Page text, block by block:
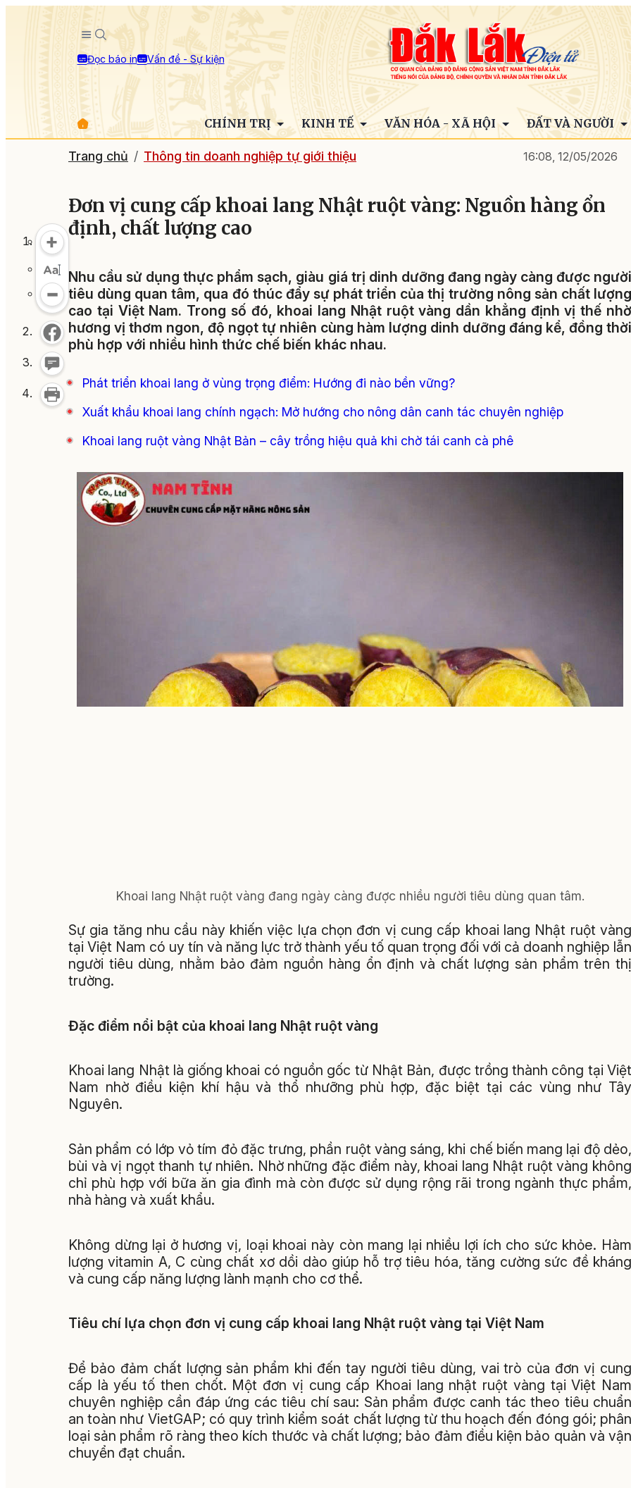
Đọc báo in Vấn đề - Sự kiện
CHÍNH TRỊ KINH TẾ VĂN HÓA - XÃ HỘI ĐẤT VÀ NGƯỜI
Trang chủ Thông tin doanh nghiệp tự giới thiệu 16:08, 12/05/2026
Đơn vị cung cấp khoai lang Nhật ruột vàng: Nguồn hàng ổn
định, chất lượng cao
Nhu cầu sử dụng thực phẩm sạch, giàu giá trị dinh dưỡng đang ngày càng được người
tiêu dùng quan tâm, qua đó thúc đẩy sự phát triển của thị trường nông sản chất lượng
cao tại Việt Nam. Trong số đó, khoai lang Nhật ruột vàng dần khẳng định vị thế nhờ
hương vị thơm ngon, độ ngọt tự nhiên cùng hàm lượng dinh dưỡng đáng kể, đồng thời
phù hợp với nhiều hình thức chế biến khác nhau.
Phát triển khoai lang ở vùng trọng điểm: Hướng đi nào bền vững?
Xuất khẩu khoai lang chính ngạch: Mở hướng cho nông dân canh tác chuyên nghiệp
Khoai lang ruột vàng Nhật Bản – cây trồng hiệu quả khi chờ tái canh cà phê
Khoai lang Nhật ruột vàng đang ngày càng được nhiều người tiêu dùng quan tâm.
Sự gia tăng nhu cầu này khiến việc lựa chọn đơn vị cung cấp khoai lang Nhật ruột vàng
tại Việt Nam có uy tín và năng lực trở thành yếu tố quan trọng đối với cả doanh nghiệp lẫn
người tiêu dùng, nhằm bảo đảm nguồn hàng ổn định và chất lượng sản phẩm trên thị
trường.
Đặc điểm nổi bật của khoai lang Nhật ruột vàng
Khoai lang Nhật là giống khoai có nguồn gốc từ Nhật Bản, được trồng thành công tại Việt
Nam nhờ điều kiện khí hậu và thổ nhưỡng phù hợp, đặc biệt tại các vùng như Tây
Nguyên.
Sản phẩm có lớp vỏ tím đỏ đặc trưng, phần ruột vàng sáng, khi chế biến mang lại độ dẻo,
bùi và vị ngọt thanh tự nhiên. Nhờ những đặc điểm này, khoai lang Nhật ruột vàng không
chỉ phù hợp với bữa ăn gia đình mà còn được sử dụng rộng rãi trong ngành thực phẩm,
nhà hàng và xuất khẩu.
Không dừng lại ở hương vị, loại khoai này còn mang lại nhiều lợi ích cho sức khỏe. Hàm
lượng vitamin A, C cùng chất xơ dồi dào giúp hỗ trợ tiêu hóa, tăng cường sức đề kháng
và cung cấp năng lượng lành mạnh cho cơ thể.
Tiêu chí lựa chọn đơn vị cung cấp khoai lang Nhật ruột vàng tại Việt Nam
Để bảo đảm chất lượng sản phẩm khi đến tay người tiêu dùng, vai trò của đơn vị cung
cấp là yếu tố then chốt. Một đơn vị cung cấp Khoai lang nhật ruột vàng tại Việt Nam
chuyên nghiệp cần đáp ứng các tiêu chí sau: Sản phẩm được canh tác theo tiêu chuẩn
an toàn như VietGAP; có quy trình kiểm soát chất lượng từ thu hoạch đến đóng gói; phân
loại sản phẩm rõ ràng theo kích thước và chất lượng; bảo đảm điều kiện bảo quản và vận
chuyển đạt chuẩn.